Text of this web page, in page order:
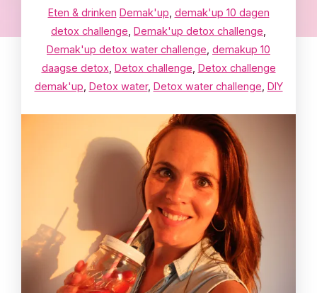
Eten & drinken Demak'up demak'up 10 dagen
detox challenge Demak'up detox challenge
Demak'up detox water challenge demakup 10
daagse detox Detox challenge Detox challenge
demak'up Detox water, Detox water challenge DIY